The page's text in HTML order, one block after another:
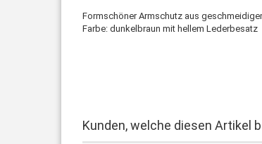
Formschöner Armschutz aus
Farbe: dunkelbraun mit hellem Lederbesatz
Kunden, welche diesen Artikel